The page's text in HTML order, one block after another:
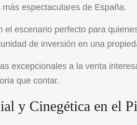
espectaculares de España.
el escenario perfecto para
de inversión en una
excepcionales a la venta
que contar.
y Cinegética en el